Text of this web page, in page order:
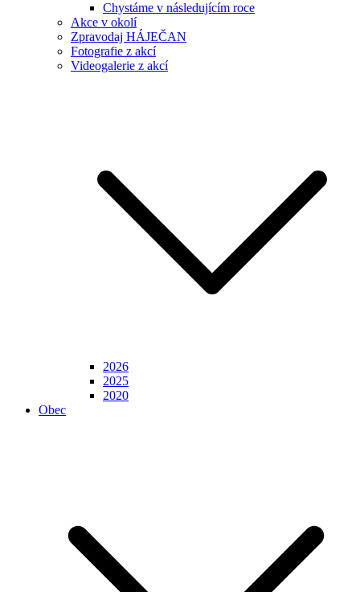
Chystáme v následujícím roce
Akce v okolí
Zpravodaj HÁJEČAN
Fotografie z akcí
Videogalerie z akcí
2026
2025
2020
Obec